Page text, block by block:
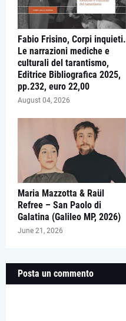
Fabio Frisino, Corpi inquieti.
Le narrazioni mediche e
culturali del tarantismo,
Editrice Bibliografica 2025,
pp.232, euro 22,00
August 04, 2026
Maria Mazzotta & Raül
Refree – San Paolo di
Galatina (Galileo MP, 2026)
June 21, 2026
Posta un commento